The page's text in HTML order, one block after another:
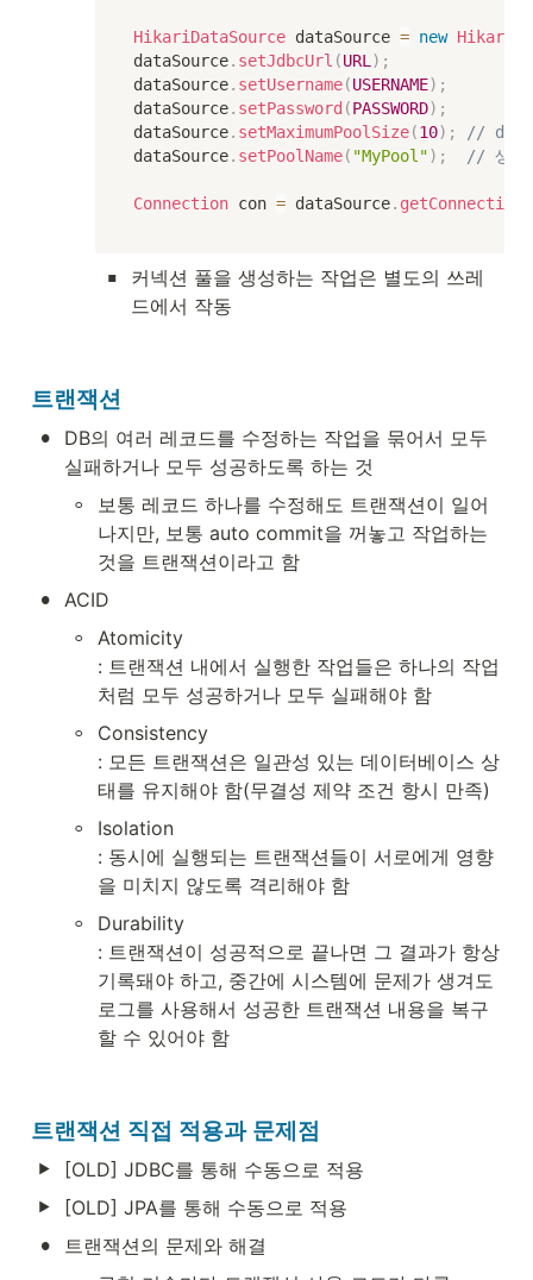
HikariDataSource dataSource = new
dataSource. setJdbcUrl (URL ) ;
dataSource. setUsername(USERNAME) ;
dataSource. setPassword (PASSWORD) ;
dataSource. setMaximumPoolSize(10) ;
//
dataSource. setPoolName( "MyPool") ; // 생략
Connection con = dataSource. getConnection
▪
커넥션 풀을 생성하는 작업은 별도의 쓰레
드에서 작동
트랜잭션
•
DB의 여러 레코드를 수정하는 작업을 묶어서 모두
실패하거나 모두 성공하도록 하는 것
◦
보통 레코드 하나를 수정해도 트랜잭션이 일어
나지만, 보통 auto commit을 꺼놓고 작업하는
것을 트랜잭션이라고 함
• ACID
◦
Atomicity
: 트랜잭션 내에서 실행한 작업들은 하나의 작업
처럼 모두 성공하거나 모두 실패해야 함
◦
Consistency
: 모든 트랜잭션은 일관성 있는 데이터베이스 상
태를 유지해야 함(무결성 제약 조건 항시 만족)
◦
Isolation
: 동시에 실행되는 트랜잭션들이 서로에게 영향
을 미치지 않도록 격리해야 함
◦
Durability
: 트랜잭션이 성공적으로 끝나면 그 결과가 항상
기록돼야 하고, 중간에 시스템에 문제가 생겨도
로그를 사용해서 성공한 트랜잭션 내용을 복구
할 수 있어야 함
트랜잭션 직접 적용과 문제점
[OLD] JDBC를 통해 수동으로 적용
[OLD] JPA를 통해 수동으로 적용
• 트랜잭션의 문제와 해결